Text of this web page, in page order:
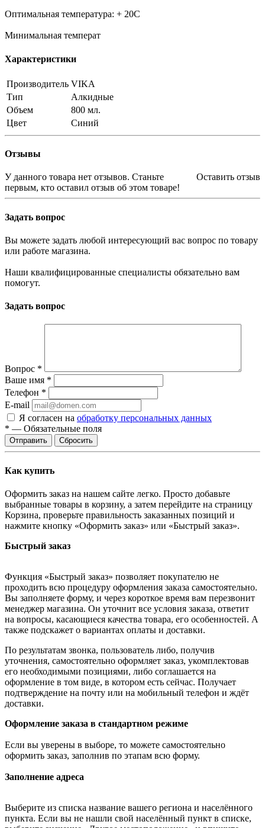
Оптимальная температура: + 20С
Минимальная температ
Характеристики
Производитель VIKA
Тип
Алкидные
Объем
800 мл.
Цвет
Синий
Отзывы
Оставить отзыв
У данного товара нет отзывов. Станьте
первым, кто оставил отзыв об этом товаре!
Задать вопрос
Вы можете задать любой интересующий вас вопрос по товару
или работе магазина.
Наши квалифицированные специалисты обязательно вам
помогут.
Задать вопрос
Вопрос *
Ваше имя *
Телефон *
E-mail
Я согласен на обработку персональных данных
* — Обязательные поля
Сбросить
Как купить
Оформить заказ на нашем сайте легко. Просто добавьте
выбранные товары в корзину, а затем перейдите на страницу
Корзина, проверьте правильность заказанных позиций и
нажмите кнопку «Оформить заказ» или «Быстрый заказ».
Быстрый заказ
Функция «Быстрый заказ» позволяет покупателю не
проходить всю процедуру оформления заказа самостоятельно.
Вы заполняете форму, и через короткое время вам перезвонит
менеджер магазина. Он уточнит все условия заказа, ответит
на вопросы, касающиеся качества товара, его особенностей. А
также подскажет о вариантах оплаты и доставки.
По результатам звонка, пользователь либо, получив
уточнения, самостоятельно оформляет заказ, укомплектовав
его необходимыми позициями, либо соглашается на
оформление в том виде, в котором есть сейчас. Получает
подтверждение на почту или на мобильный телефон и ждёт
доставки.
Оформление заказа в стандартном режиме
Если вы уверены в выборе, то можете самостоятельно
оформить заказ, заполнив по этапам всю форму.
Заполнение адреса
Выберите из списка название вашего региона и населённого
пункта. Если вы не нашли свой населённый пункт в списке,